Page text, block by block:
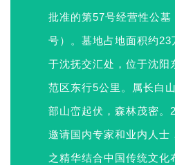
批准的第57号经营性公墓
号）。墓地占地面积约23
于沈抚交汇处，位于沈阳
范区东行5公里。属长白
部山峦起伏，森林茂密。
邀请国内专家和业内人士
之精华结合中国传统文化